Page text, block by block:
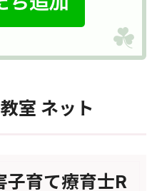
室 ネット
子育て療育士R